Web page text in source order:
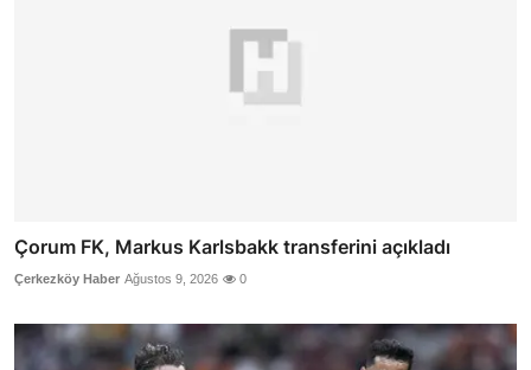
Çorum FK, Markus Karlsbakk transferini açıkladı
Çerkezköy Haber Ağustos 9, 2026 0